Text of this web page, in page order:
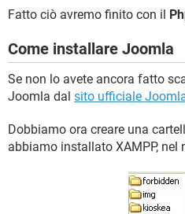
Fatto ciò avremo finito con il
Come installare Joomla
Se non lo avete ancora fatto
Joomla dal sito ufficiale
Dobbiamo ora creare una
abbiamo installato XAMPP, nel